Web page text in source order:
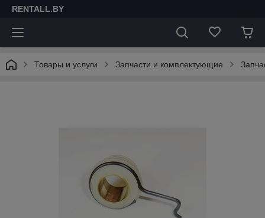
RENTALL.BY
Товары и услуги Запчасти и комплектующие